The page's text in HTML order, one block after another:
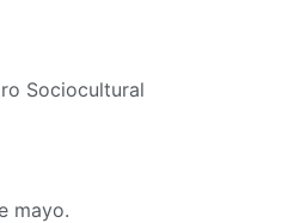
Sociocultural
mayo.